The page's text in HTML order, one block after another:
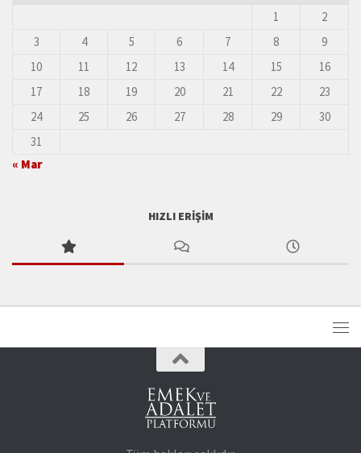
1
2
3
4 5 6 7 8
9
10
11 12 13 14 15
16
17
18 19 20 21 22
23
24
25 26 27 28 29
30
31
« Mar
HIZLI ERIŞIM